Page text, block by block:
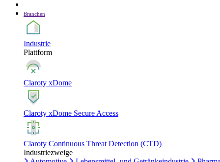
Branchen
Industrie
Plattform
Claroty xDome
Claroty xDome Secure Access
Claroty Continuous Threat Detection (CTD)
Industriezweige